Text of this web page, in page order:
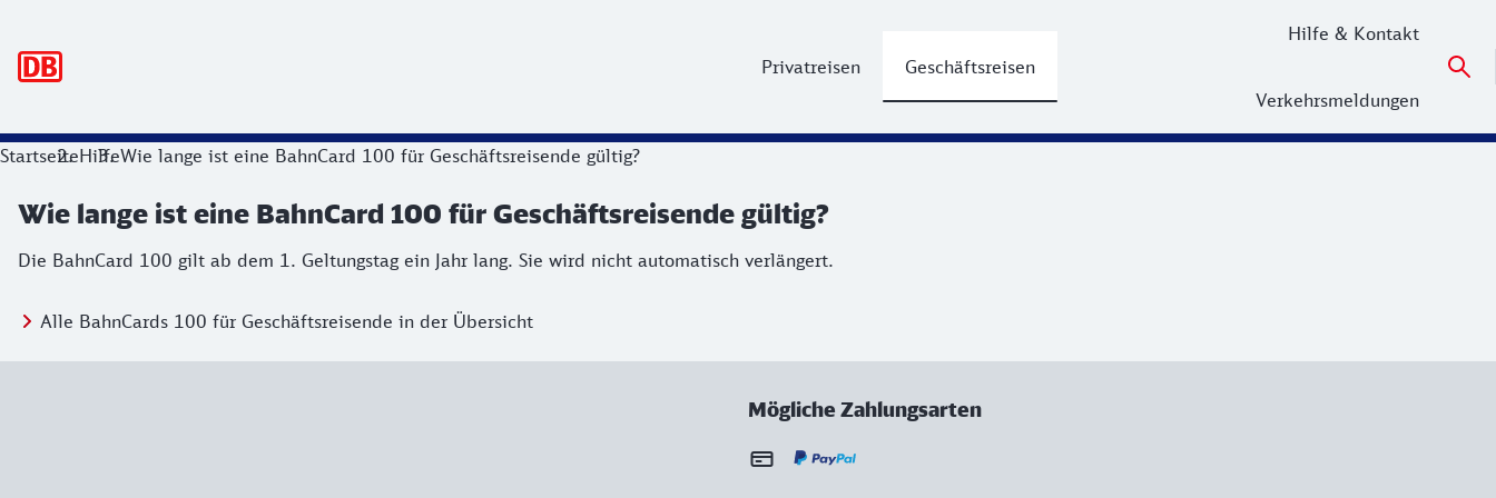
Privatreisen Geschäftsreisen
Hilfe & Kontakt
Verkehrsmeldungen
StartseiteHilfeWie lange ist eine BahnCard 100 für Geschäftsreisende gültig?
Wie lange ist eine BahnCard 100 für Geschäftsreisende gültig?
Die BahnCard 100 gilt ab dem 1. Geltungstag ein Jahr lang. Sie wird nicht automatisch verlängert.
Alle BahnCards 100 für Geschäftsreisende in der Übersicht
Mögliche Zahlungsarten